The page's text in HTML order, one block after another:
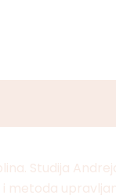
Studija